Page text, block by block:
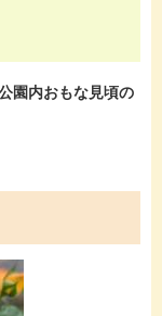
園内おもな見頃の